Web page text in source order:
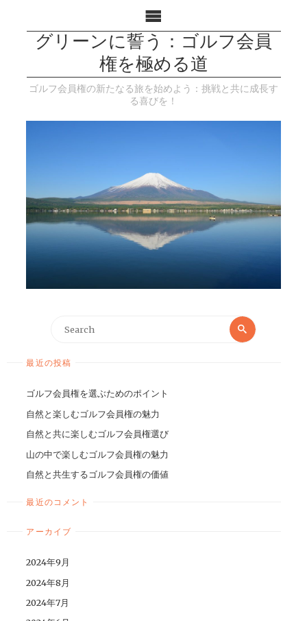
グリーンに誓う：ゴルフ会員
権を極める道
ゴルフ会員権の新たなる旅を始めよう：挑戦と共に成長す
る喜びを！
最近の投稿
ゴルフ会員権を選ぶためのポイント
自然と楽しむゴルフ会員権の魅力
自然と共に楽しむゴルフ会員権選び
山の中で楽しむゴルフ会員権の魅力
自然と共生するゴルフ会員権の価値
最近のコメント
アーカイブ
2024年9月
2024年8月
2024年7月